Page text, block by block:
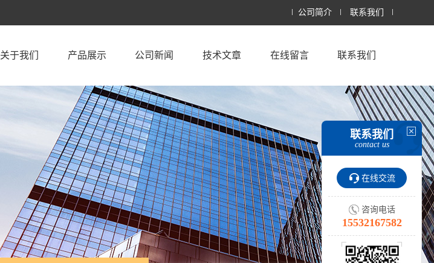
公司简介 联系我们
关于我们 产品展示 公司新闻 技术文章 在线留言 联系我们
联系我们
contact us
在线交流
咨询电话
15532167582